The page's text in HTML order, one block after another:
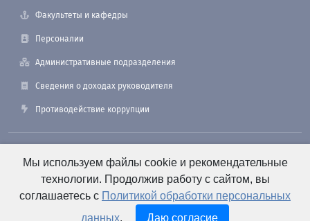
Факультеты и кафедры
Персоналии
Административные подразделения
Сведения о доходах руководителя
Противодействие коррупции
190121, Санкт-Петербург, ул. Лоцманская, 3
+7 (812) 495-26-48 Оперативный дежурный
Мы используем файлы cookie и рекомендательные
технологии. Продолжив работу с сайтом, вы
соглашаетесь с Политикой обработки персональных
данных. Даю согласие